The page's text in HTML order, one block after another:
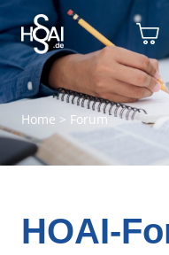
Home > Forum
HOAI-